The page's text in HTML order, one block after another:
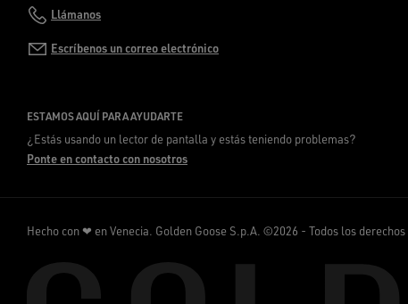
Llámanos
Escríbenos un correo electrónico
ESTAMOS AQUÍ PARA AYUDARTE
¿Estás usando un lector de pantalla y estás teniendo problemas?
Ponte en contacto con nosotros
Hecho con ❤ en Venecia. Golden Goose S.p.A. ©2026 - Todos los